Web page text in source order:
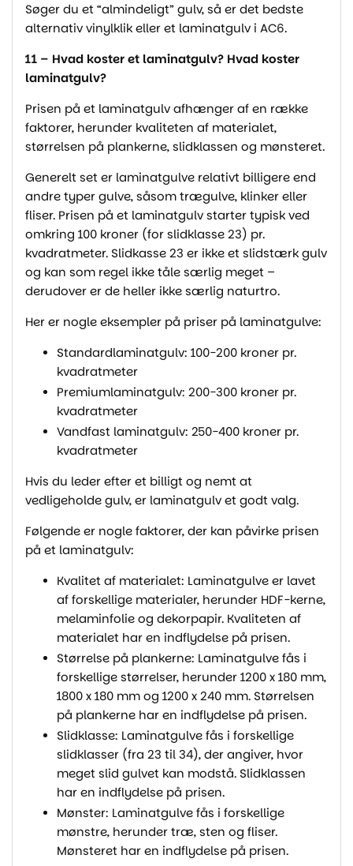
Søger du et “almindeligt” gulv, så er det bedste
alternativ vinylklik eller et laminatgulv i AC6.
11 – Hvad koster et laminatgulv? Hvad koster
laminatgulv?
Prisen på et laminatgulv afhænger af en række
faktorer, herunder kvaliteten af materialet,
størrelsen på plankerne, slidklassen og mønsteret.
Generelt set er laminatgulve relativt billigere end
andre typer gulve, såsom trægulve, klinker eller
fliser. Prisen på et laminatgulv starter typisk ved
omkring 100 kroner (for slidklasse 23) pr.
kvadratmeter. Slidkasse 23 er ikke et slidstærk gulv
og kan som regel ikke tåle særlig meget –
derudover er de heller ikke særlig naturtro.
Her er nogle eksempler på priser på laminatgulve:
Standardlaminatgulv: 100-200 kroner pr.
kvadratmeter
Premiumlaminatgulv: 200-300 kroner pr.
kvadratmeter
Vandfast laminatgulv: 250-400 kroner pr.
kvadratmeter
Hvis du leder efter et billigt og nemt at
vedligeholde gulv, er laminatgulv et godt valg.
Følgende er nogle faktorer, der kan påvirke prisen
på et laminatgulv:
Kvalitet af materialet: Laminatgulve er lavet
af forskellige materialer, herunder HDF-kerne,
melaminfolie og dekorpapir. Kvaliteten af
materialet har en indflydelse på prisen.
Størrelse på plankerne: Laminatgulve fås i
forskellige størrelser, herunder 1200 x 180 mm,
1800 x 180 mm og 1200 x 240 mm. Størrelsen
på plankerne har en indflydelse på prisen.
Slidklasse: Laminatgulve fås i forskellige
slidklasser (fra 23 til 34), der angiver, hvor
meget slid gulvet kan modstå. Slidklassen
har en indflydelse på prisen.
Mønster: Laminatgulve fås i forskellige
mønstre, herunder træ, sten og fliser.
Mønsteret har en indflydelse på prisen.